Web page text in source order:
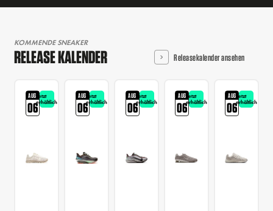
KOMMENDE SNEAKER
RELEASE KALENDER Releasekalender ansehen
AUG
06
Jetzt
erhältlich
AUG
06
Jetzt
erhältlich
AUG
06
Jetzt
erhältlich
AUG
06
Jetzt
erhältlich
AUG
06
Jetzt
erhältlich